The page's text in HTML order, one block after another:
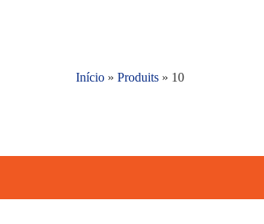
Início » Produits » 10